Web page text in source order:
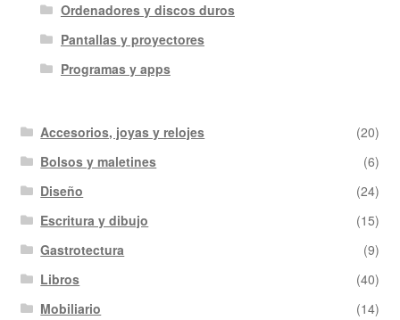
Ordenadores y discos duros
Pantallas y proyectores
Programas y apps
Accesorios, joyas y relojes
(20)
Bolsos y maletines
(6)
Diseño
(24)
Escritura y dibujo
(15)
Gastrotectura
(9)
Libros
(40)
Mobiliario
(14)